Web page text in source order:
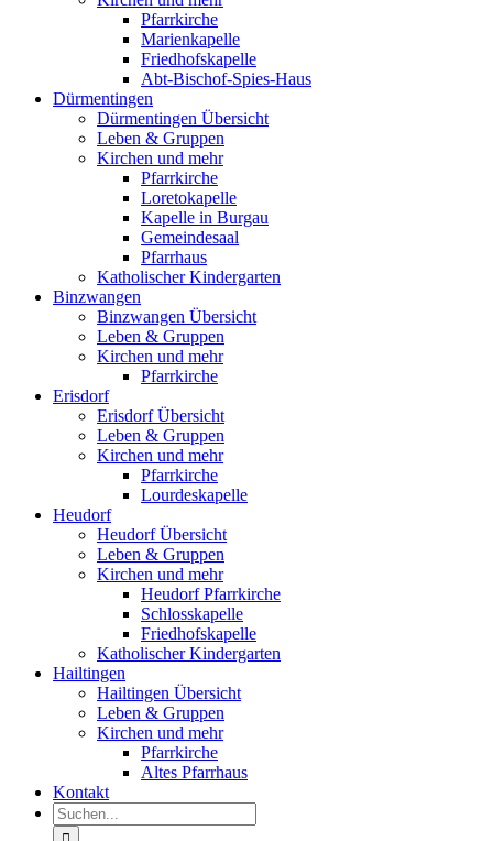
Pfarrkirche
Marienkapelle
Friedhofskapelle
Abt-Bischof-Spies-Haus
Dürmentingen
Dürmentingen Übersicht
Leben & Gruppen
Kirchen und mehr
Pfarrkirche
Loretokapelle
Kapelle in Burgau
Gemeindesaal
Pfarrhaus
Katholischer Kindergarten
Binzwangen
Binzwangen Übersicht
Leben & Gruppen
Kirchen und mehr
Pfarrkirche
Erisdorf
Erisdorf Übersicht
Leben & Gruppen
Kirchen und mehr
Pfarrkirche
Lourdeskapelle
Heudorf
Heudorf Übersicht
Leben & Gruppen
Kirchen und mehr
Heudorf Pfarrkirche
Schlosskapelle
Friedhofskapelle
Katholischer Kindergarten
Hailtingen
Hailtingen Übersicht
Leben & Gruppen
Kirchen und mehr
Pfarrkirche
Altes Pfarrhaus
Kontakt
Suche
nach: